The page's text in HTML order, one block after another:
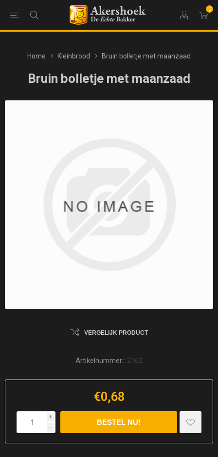
0
Home Kleinbrood Bruin bolletje met maanzaad
Bruin bolletje met maanzaad
VERGELIJK PRODUCT
Artikelnummer:: 2162
€0,68
i
h